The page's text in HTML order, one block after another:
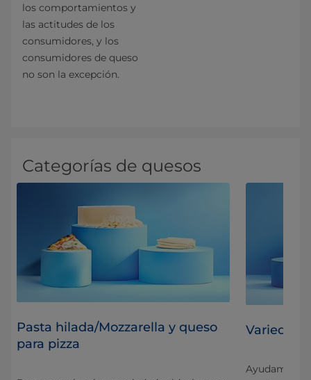
los comportamientos y
las actitudes de los
consumidores, y los
consumidores de queso
no son la excepción.
Categorías de quesos
Pasta hilada/Mozzarella y queso
para pizza
Ayudamos a